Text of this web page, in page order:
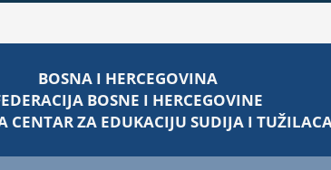
BOSNA I HERCEGOVINA
BOSNE I HERCEGOVINE
CENTAR ZA EDUKACIJU SUDIJA I